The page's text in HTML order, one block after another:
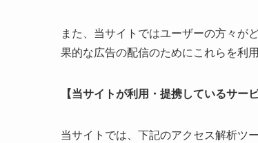
また、当サイトではユーザーの方々が
果的な広告の配信のためにこれらを利
【当サイトが利用・提携しているサービ
当サイトでは、下記のアクセス解析ツ